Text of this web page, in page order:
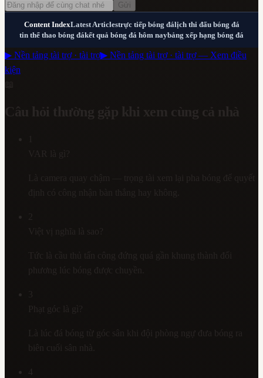
Gửi
Content IndexLatest Articlestrực tiếp bóng đálịch thi đấu bóng đá
tin thể thao bóng đákết quả bóng đá hôm naybảng xếp hạng bóng đá
▶ Nền tảng tài trợ · tài trợ▶ Nền tảng tài trợ · tài trợ — Xem điều
kiện
Tức là cầu thủ tấn công đứng quá gần khung thành đối
phương lúc bóng được chuyền.
Phạt góc là gì?
Là lúc đá bóng từ góc sân khi đội phòng ngự đưa bóng ra
biên cuối sân nhà.
4